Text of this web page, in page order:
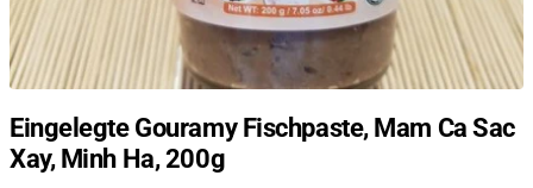
Eingelegte Gouramy Fischpaste, Mam Ca Sac
Xay, Minh Ha, 200g